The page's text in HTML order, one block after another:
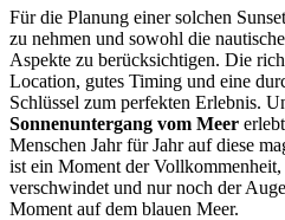
Für die Planung einer solchen
zu nehmen und sowohl die
Aspekte zu berücksichtigen. Die
Location, gutes Timing und eine
Schlüssel zum perfekten Erlebnis.
Sonnenuntergang vom Meer
Menschen Jahr für Jahr auf diese
ist ein Moment der
verschwindet und nur noch der
Moment auf dem blauen Meer.